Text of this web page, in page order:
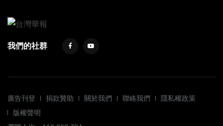
我們的社群
廣告刊登 捐款贊助 關於我們 聯絡我們
隱私權政策
版權聲明